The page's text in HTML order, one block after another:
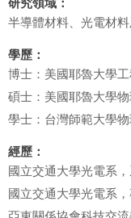
研究領域：
半導體材料、光電材
學歷：
博士：美國耶魯大學
碩士：美國耶魯大學
學士：台灣師範大學
經歷：
國立交通大學光電系
國立交通大學光電系